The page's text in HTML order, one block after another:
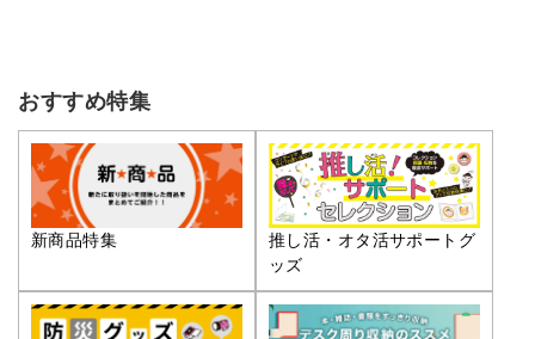
おすすめ特集
新商品特集
推し活・オタ活サポートグ
ッズ